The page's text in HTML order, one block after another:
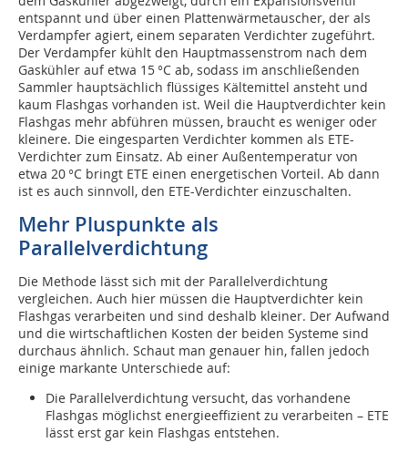
entspannt und über einen Plattenwärmetauscher, der als
Verdampfer agiert, einem separaten Verdichter zugeführt.
Der Verdampfer kühlt den Hauptmassenstrom nach dem
Gaskühler auf etwa 15 °C ab, sodass im anschließenden
Sammler hauptsächlich flüssiges Kältemittel ansteht und
kaum Flashgas vorhanden ist. Weil die Hauptverdichter kein
Flashgas mehr abführen müssen, braucht es weniger oder
kleinere. Die eingesparten Verdichter kommen als ETE-
Verdichter zum Einsatz. Ab einer Außentemperatur von
etwa 20 °C bringt ETE einen energetischen Vorteil. Ab dann
ist es auch sinnvoll, den ETE-Verdichter einzuschalten.
Mehr Pluspunkte als
Parallelverdichtung
Die Methode lässt sich mit der Parallelverdichtung
vergleichen. Auch hier müssen die Hauptverdichter kein
Flashgas verarbeiten und sind deshalb kleiner. Der Aufwand
und die wirtschaftlichen Kosten der beiden Systeme sind
durchaus ähnlich. Schaut man genauer hin, fallen jedoch
einige markante Unterschiede auf:
Die Parallelverdichtung versucht, das vorhandene
Flashgas möglichst energieeffizient zu verarbeiten – ETE
lässt erst gar kein Flashgas entstehen.